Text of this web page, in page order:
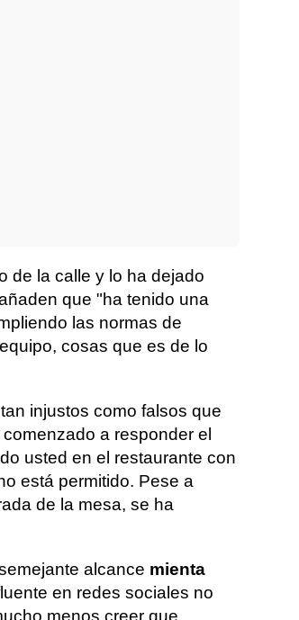
de la calle y lo ha dejado
que "ha tenido una
las normas de
cosas que es de lo
injustos como falsos que
a responder el
usted en el restaurante con
está permitido. Pese a
de la mesa, se ha
alcance mienta
en redes sociales no
menos creer que